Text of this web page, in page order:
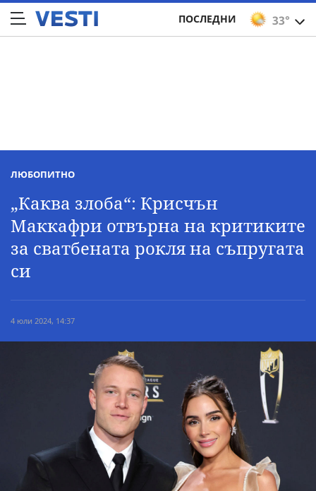
33°
ПОСЛЕДНИ
ЛЮБОПИТНО
„Каква злоба“: Крисчън
Маккафри отвърна на критиките
за сватбената рокля на съпругата
си
4 юли 2024, 14:37